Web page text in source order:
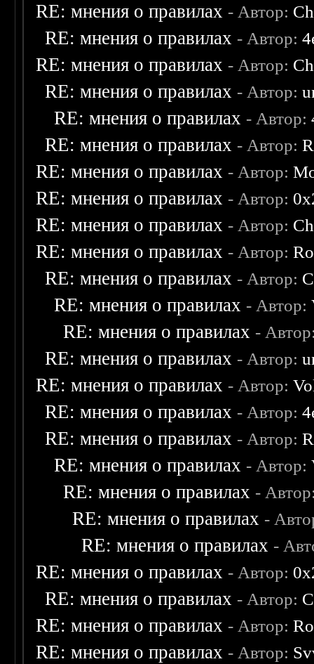
RE: мнения о правилах - Автор:
RE: мнения о правилах - Автор:
RE: мнения о правилах - Автор:
RE: мнения о правилах - Автор:
RE: мнения о правилах - Автор:
RE: мнения о правилах - Автор:
RE: мнения о правилах - Автор:
RE: мнения о правилах - Автор:
RE: мнения о правилах - Автор:
RE: мнения о правилах - Автор:
RE: мнения о правилах - Автор:
RE: мнения о правилах - Автор:
RE: мнения о правилах -
RE: мнения о правилах - Автор:
RE: мнения о правилах - Автор:
RE: мнения о правилах - Автор:
RE: мнения о правилах - Автор:
RE: мнения о правилах - Автор:
RE: мнения о правилах -
RE: мнения о правилах -
RE: мнения о правилах -
RE: мнения о правилах - Автор:
RE: мнения о правилах - Автор:
RE: мнения о правилах - Автор:
RE: мнения о правилах - Автор: